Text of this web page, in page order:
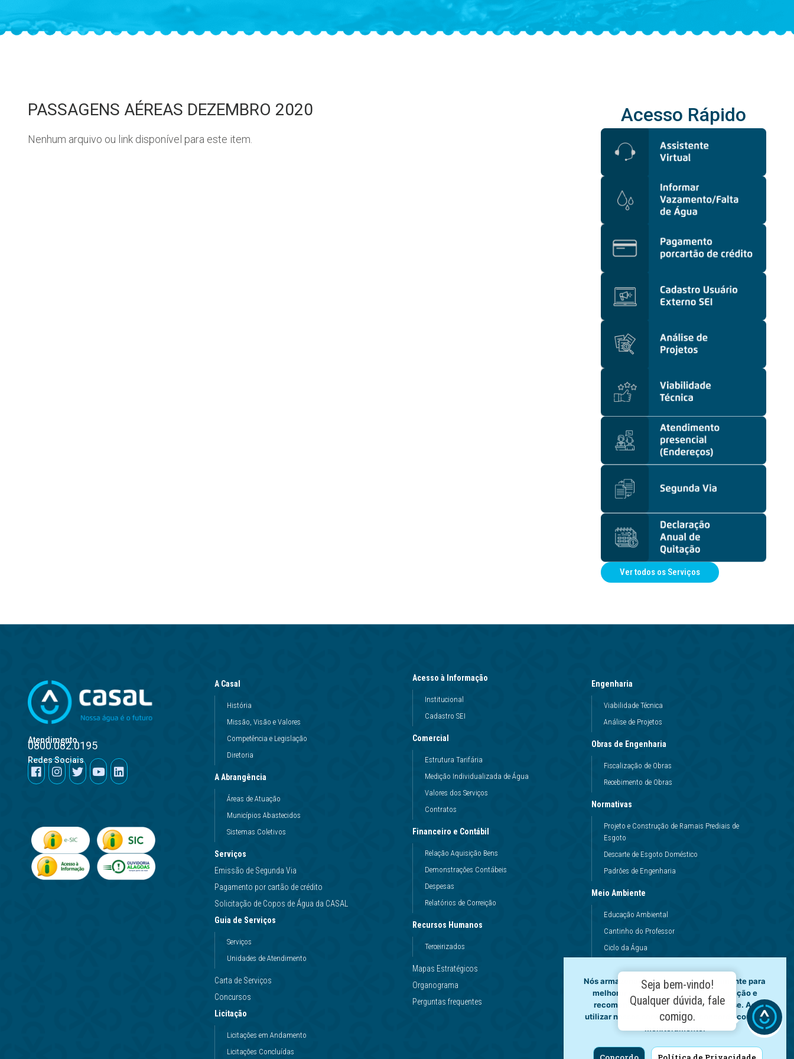
PASSAGENS AÉREAS DEZEMBRO 2020
Nenhum arquivo ou link disponível para este item.
Acesso Rápido
Ver todos os Serviços
Atendimento
0800.082.0195
Redes Sociais
A Casal
História
Missão, Visão e Valores
Competência e Legislação
Diretoria
A Abrangência
Áreas de Atuação
Municípios Abastecidos
Sistemas Coletivos
Serviços
Emissão de Segunda Via
Pagamento por cartão de crédito
Solicitação de Copos de Água da CASAL
Guia de Serviços
Serviços
Unidades de Atendimento
Carta de Serviços
Concursos
Licitação
Licitações em Andamento
Licitações Concluídas
Acesso à Informação
Institucional
Cadastro SEI
Comercial
Estrutura Tarifária
Medição Individualizada de Água
Valores dos Serviços
Contratos
Financeiro e Contábil
Relação Aquisição Bens
Demonstrações Contábeis
Despesas
Relatórios de Correição
Recursos Humanos
Terceirizados
Mapas Estratégicos
Organograma
Perguntas frequentes
Engenharia
Viabilidade Técnica
Análise de Projetos
Obras de Engenharia
Fiscalização de Obras
Recebimento de Obras
Normativas
Projeto e Construção de Ramais Prediais de
Esgoto
Descarte de Esgoto Doméstico
Padrões de Engenharia
Meio Ambiente
Educação Ambiental
Cantinho do Professor
Ciclo da Água
Dinâmicas da Escola
Princípios de Higiene
Utilização da Água
Fale Conosco
Nós armazenamos dados temporariamente para
melhorar a sua experiência de navegação e
recomendar conteúdo de seu interesse. Ao
utilizar nossos serviços, você concorda com tal
Seja bem-vindo!
Qualquer dúvida, fale
comigo.